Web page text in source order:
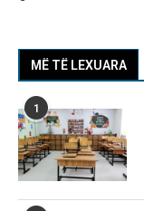
MË TË LEXUARA
1